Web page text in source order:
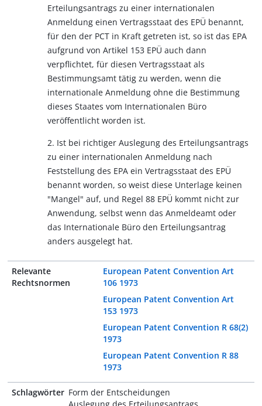
Erteilungsantrags zu einer internationalen
Anmeldung einen Vertragsstaat des EPÜ benannt,
für den der PCT in Kraft getreten ist, so ist das EPA
aufgrund von Artikel 153 EPÜ auch dann
verpflichtet, für diesen Vertragsstaat als
Bestimmungsamt tätig zu werden, wenn die
internationale Anmeldung ohne die Bestimmung
dieses Staates vom Internationalen Büro
veröffentlicht worden ist.
2. Ist bei richtiger Auslegung des Erteilungsantrags
zu einer internationalen Anmeldung nach
Feststellung des EPA ein Vertragsstaat des EPÜ
benannt worden, so weist diese Unterlage keinen
"Mangel" auf, und Regel 88 EPÜ kommt nicht zur
Anwendung, selbst wenn das Anmeldeamt oder
das Internationale Büro den Erteilungsantrag
anders ausgelegt hat.
Relevante
Rechtsnormen
European Patent Convention Art
106 1973
European Patent Convention Art
153 1973
European Patent Convention R 68(2)
1973
European Patent Convention R 88
1973
Schlagwörter Form der Entscheidungen